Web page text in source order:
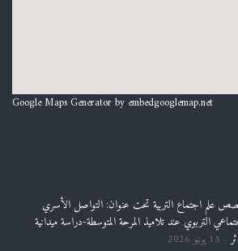
Google Maps Generator by embedgooglemap.net
علم اجتماع التربية تحت عنوان: التواصل الأسري
التربوي عند تلاميذ المرحة المتوسطة-دراسة ميدانية
15 يونيو 2026